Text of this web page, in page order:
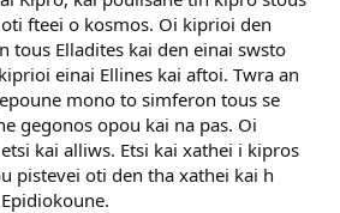
fteei o kosmos. Oi kiprioi den
tous Elladites kai den einai swsto
einai Ellines kai aftoi. Twra an
mono to simferon tous se
gegonos opou kai na pas. Oi
kai alliws. Etsi kai xathei i kipros
pistevei oti den tha xathei kai h